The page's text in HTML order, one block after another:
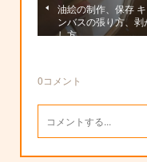
油絵の制作、保存 キ
ンバスの張り方、剥
し方
0コメント